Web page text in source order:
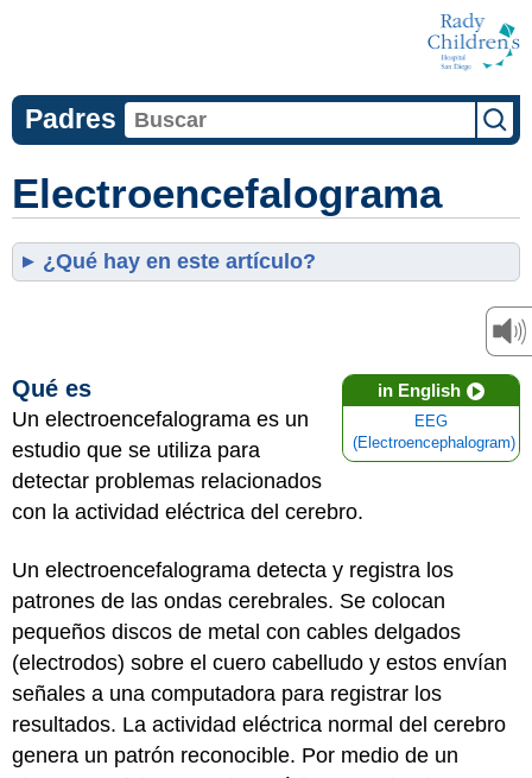
Padres
Electroencefalograma
¿Qué hay en este artículo?
in English
EEG
(Electroencephalogram)
Qué es
Un electroencefalograma es un
estudio que se utiliza para
detectar problemas relacionados
con la actividad eléctrica del cerebro.
Un electroencefalograma detecta y registra los
patrones de las ondas cerebrales. Se colocan
pequeños discos de metal con cables delgados
(electrodos) sobre el cuero cabelludo y estos envían
señales a una computadora para registrar los
resultados. La actividad eléctrica normal del cerebro
genera un patrón reconocible. Por medio de un